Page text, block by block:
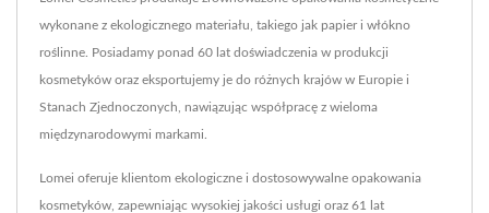
wykonane z ekologicznego materiału, takiego jak papier i włókno
roślinne. Posiadamy ponad 60 lat doświadczenia w produkcji
kosmetyków oraz eksportujemy je do różnych krajów w Europie i
Stanach Zjednoczonych, nawiązując współpracę z wieloma
międzynarodowymi markami.
Lomei oferuje klientom ekologiczne i dostosowywalne opakowania
kosmetyków, zapewniając wysokiej jakości usługi oraz 61 lat